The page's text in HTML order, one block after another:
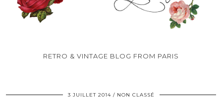
RETRO & VINTAGE BLOG FROM PARIS
3 JUILLET 2014 NON CLASSÉ